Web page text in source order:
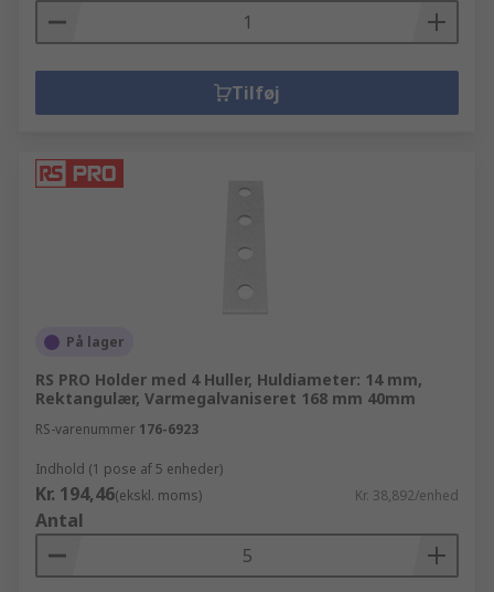
Tilføj
På lager
RS PRO Holder med 4 Huller, Huldiameter: 14 mm,
Rektangulær, Varmegalvaniseret 168 mm 40mm
RS-varenummer 176-6923
Indhold (1 pose af 5 enheder)
Kr. 194,46(ekskl. moms) Kr. 38,892/enhed
Antal